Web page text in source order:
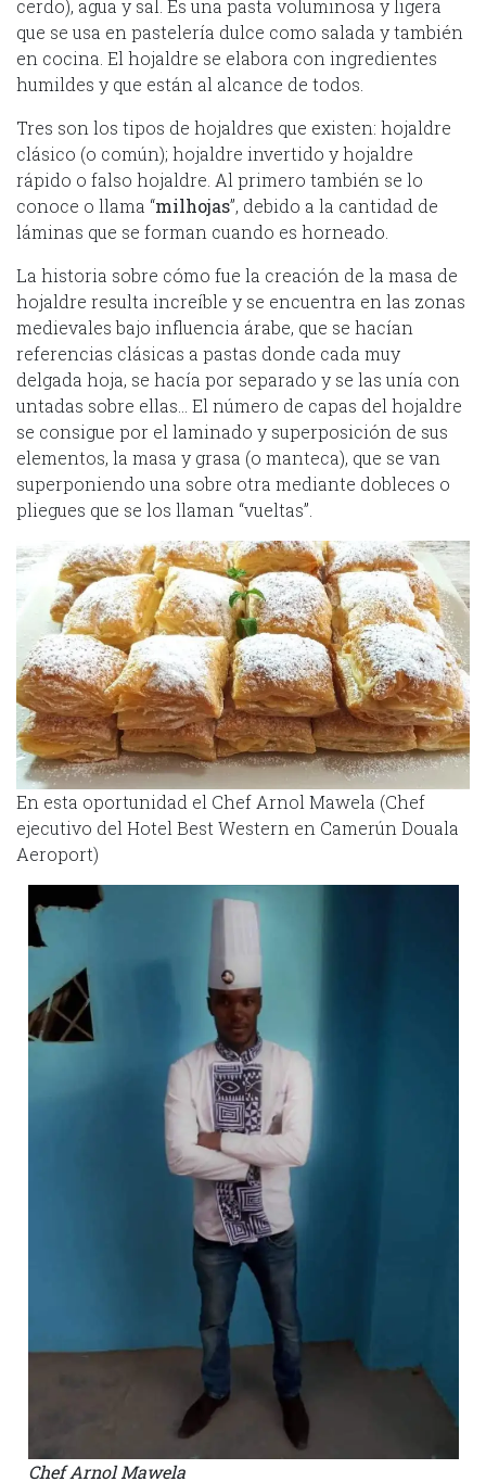
cerdo), agua y sal. Es una pasta voluminosa y ligera
que se usa en pastelería dulce como salada y también
en cocina. El hojaldre se elabora con ingredientes
humildes y que están al alcance de todos.
Tres son los tipos de hojaldres que existen: hojaldre
clásico (o común); hojaldre invertido y hojaldre
rápido o falso hojaldre. Al primero también se lo
conoce o llama “milhojas”, debido a la cantidad de
láminas que se forman cuando es horneado.
La historia sobre cómo fue la creación de la masa de
hojaldre resulta increíble y se encuentra en las zonas
medievales bajo influencia árabe, que se hacían
referencias clásicas a pastas donde cada muy
delgada hoja, se hacía por separado y se las unía con
untadas sobre ellas… El número de capas del hojaldre
se consigue por el laminado y superposición de sus
elementos, la masa y grasa (o manteca), que se van
superponiendo una sobre otra mediante dobleces o
pliegues que se los llaman “vueltas”.
En esta oportunidad el Chef Arnol Mawela (Chef
ejecutivo del Hotel Best Western en Camerún Douala
Aeroport)
Chef Arnol Mawela